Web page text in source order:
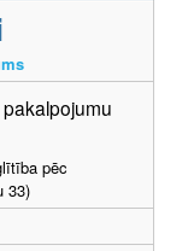
pēc
33)